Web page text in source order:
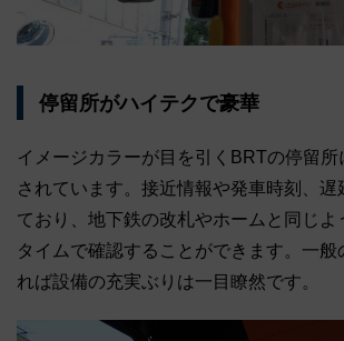
停留所がハイテクで豪華
イメージカラーが目を引くBRTの停留所
されています。接近情報や発車時刻、
ており、地下鉄の改札やホームと同じよ
タイムで確認することができます。一
れば設備の充実ぶりは一目瞭然です。